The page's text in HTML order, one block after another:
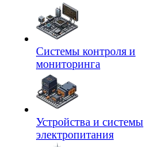
Системы контроля и
мониторинга
Устройства и системы
электропитания